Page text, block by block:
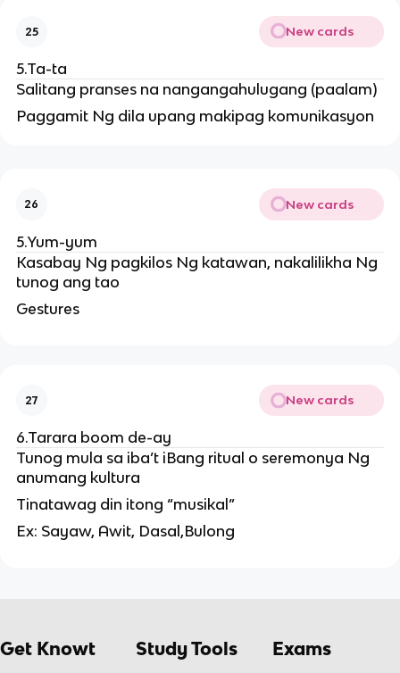
25 New cards
5.Ta-ta
Salitang pranses na nangangahulugang (paalam)
Paggamit Ng dila upang makipag komunikasyon
26 New cards
5.Yum-yum
Kasabay Ng pagkilos Ng katawan, nakalilikha Ng
tunog ang tao
Gestures
27 New cards
6.Tarara boom de-ay
Tunog mula sa iba’t iBang ritual o seremonya Ng
anumang kultura
Tinatawag din itong “musikal”
Ex: Sayaw, Awit, Dasal,Bulong
Get Knowt Study Tools Exams